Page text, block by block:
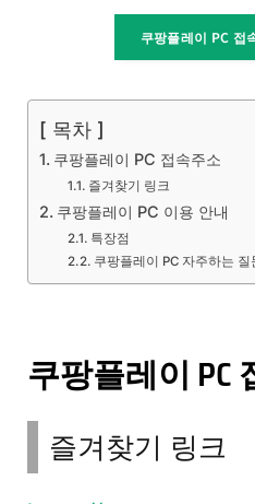
쿠팡플레이 PC 접
[ 목차 ]
쿠팡플레이 PC 접속주소
즐겨찾기 링크
쿠팡플레이 PC 이용 안내​
특장점
쿠팡플레이 PC 자주하는 질
쿠팡플레이 PC
즐겨찾기 링크